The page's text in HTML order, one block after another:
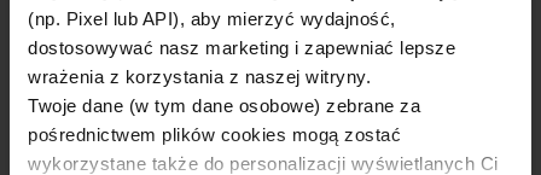
(np. Pixel lub API), aby mierzyć wydajność,
dostosowywać nasz marketing i zapewniać lepsze
wrażenia z korzystania z naszej witryny.
Twoje dane (w tym dane osobowe) zebrane za
pośrednictwem plików cookies mogą zostać
wykorzystane także do personalizacji wyświetlanych Ci
rok.
podając
kolejno
dzień,
miesiąc,
rok.
Rodzaj ubezpieczenia